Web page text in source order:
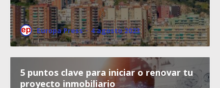
Europa Press · 4 agosto 2023
5 puntos clave para iniciar o renovar tu
proyecto inmobiliario